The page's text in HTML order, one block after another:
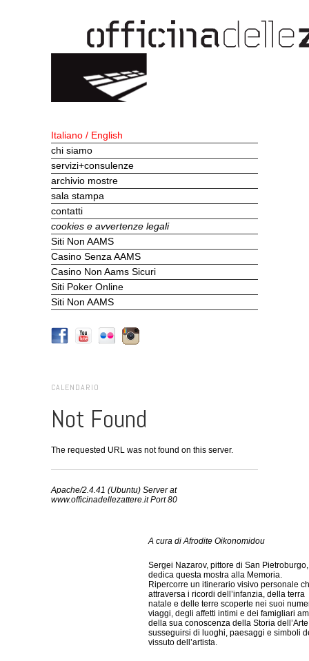
Italiano / English
chi siamo
servizi+consulenze
archivio mostre
sala stampa
contatti
cookies e avvertenze legali
Siti Non AAMS
Casino Senza AAMS
Casino Non Aams Sicuri
Siti Poker Online
Siti Non AAMS
CALENDARIO
Not Found
The requested URL was not found on this server.
Apache/2.4.41 (Ubuntu) Server at
www.officinadellezattere.it Port 80
A cura di Afrodite Oikonomidou
Sergei Nazarov, pittore di San Pietroburgo,
dedica questa mostra alla Memoria.
Ripercorre un itinerario visivo personale
attraversa i ricordi dell’infanzia, della terra
natale e delle terre scoperte nei suoi
viaggi, degli affetti intimi e dei famigliari
della sua conoscenza della Storia
susseguirsi di luoghi, paesaggi e simboli
vissuto dell’artista.